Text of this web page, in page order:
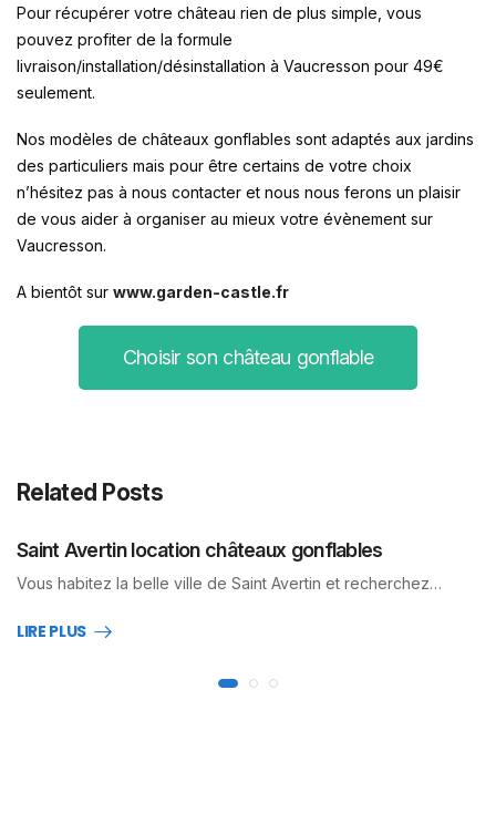
Pour récupérer votre château rien de plus simple, vous
pouvez profiter de la formule
livraison/installation/désinstallation à Vaucresson pour 49€
seulement.
Nos modèles de châteaux gonflables sont adaptés aux jardins
des particuliers mais pour être certains de votre choix
n’hésitez pas à nous contacter et nous nous ferons un plaisir
de vous aider à organiser au mieux votre évènement sur
Vaucresson.
A bientôt sur www.garden-castle.fr
Choisir son château gonflable
Related Posts
Saint Avertin location châteaux gonflables
Vous habitez la belle ville de Saint Avertin et recherchez…
LIRE PLUS